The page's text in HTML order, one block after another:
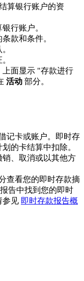
算银行账户的资
行账户。
款和条件。
上面显示 "存款进行
活动 部分。
记卡或账户。即时存
的卡结算中扣除。
、取消或以其他方
查看您的即时存款摘
告中找到您的即时
参见 即时存款报告概